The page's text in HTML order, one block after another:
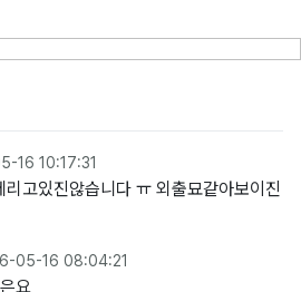
16 10:17:31
고있진않습니다 ㅠ 외출묘같아보이진
05-16 08:04:21
요